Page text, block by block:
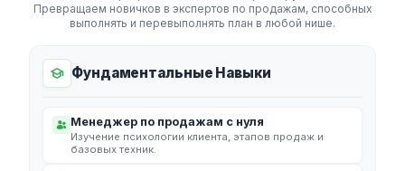
Превращаем новичков в экспертов по продажам, способных
выполнять и перевыполнять план в любой нише.
Фундаментальные Навыки
Менеджер по продажам с нуля
Изучение психологии клиента, этапов продаж и
базовых техник.